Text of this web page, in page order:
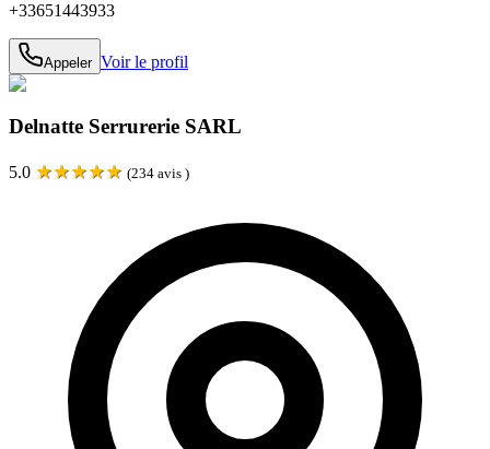
+33651443933
Appeler Voir le profil
Delnatte Serrurerie SARL
5.0 ★★★★★ (234 avis )